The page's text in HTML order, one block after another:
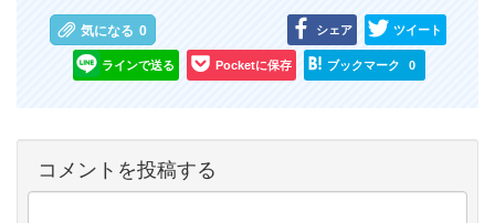
気になる 0 シェア ツイート
ラインで送る Pocketに保存 ブックマーク 0
コメントを投稿する